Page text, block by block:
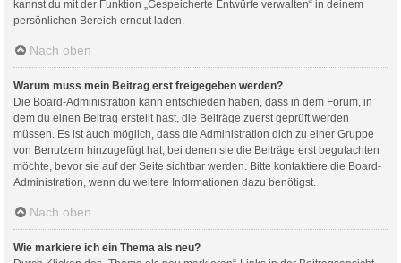
kannst du mit der Funktion „Gespeicherte Entwürfe verwalten“ in deinem
persönlichen Bereich erneut laden.
Nach oben
Warum muss mein Beitrag erst freigegeben werden?
Die Board-Administration kann entschieden haben, dass in dem Forum, in
dem du einen Beitrag erstellt hast, die Beiträge zuerst geprüft werden
müssen. Es ist auch möglich, dass die Administration dich zu einer Gruppe
von Benutzern hinzugefügt hat, bei denen sie die Beiträge erst begutachten
möchte, bevor sie auf der Seite sichtbar werden. Bitte kontaktiere die Board-
Administration, wenn du weitere Informationen dazu benötigst.
Nach oben
Wie markiere ich ein Thema als neu?